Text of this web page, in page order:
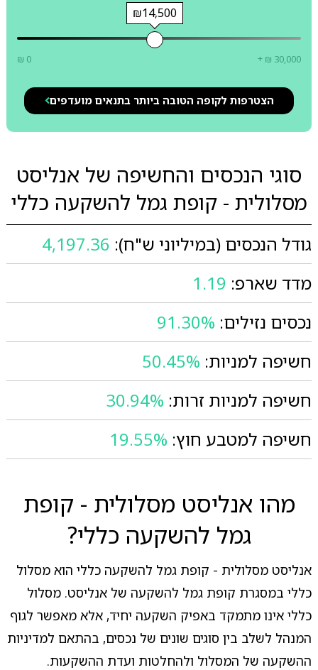
₪14,500
₪ 0 + ₪ 30,000
הצטרפות לקופה הטובה ביותר בתנאים מועדפים
סוגי הנכסים והחשיפה של אנליסט
מסלולית - קופת גמל להשקעה כללי
גודל הנכסים (במיליוני ש"ח): 4,197.36
מדד שארפ: 1.19
נכסים נזילים: 91.30%
חשיפה למניות: 50.45%
חשיפה למניות זרות: 30.94%
חשיפה למטבע חוץ: 19.55%
מהו אנליסט מסלולית - קופת
גמל להשקעה כללי?
אנליסט מסלולית - קופת גמל להשקעה כללי הוא מסלול
כללי במסגרת קופת גמל להשקעה של אנליסט. מסלול
כללי אינו מתמקד באפיק השקעה יחיד, אלא מאפשר לגוף
המנהל לשלב בין סוגים שונים של נכסים, בהתאם למדיניות
ההשקעה של המסלול ולהחלטות ועדת ההשקעות.